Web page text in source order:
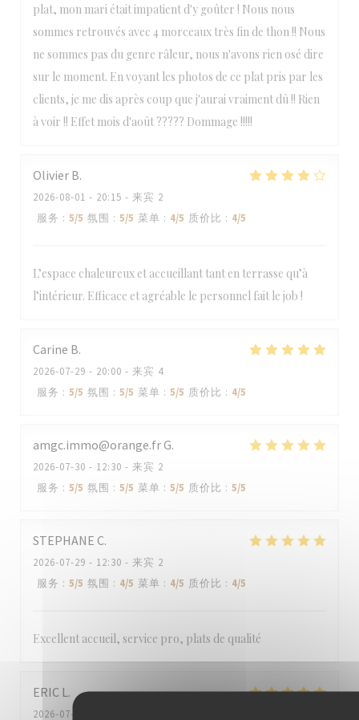
plat, mon mari était impatient d'y goûter ! Nous nous
sommes retrouvés avec 4 morceaux très fin de thon !! Nous
ne sommes pas du genre râleur, nous n'avons rien osé dire
sur le moment. En voyant les photos de ce plat pris par les
clients, je me dis après coup que j'aurai vraiment dû !! Rien
à voir !! Effet mois d'août ????? Dommage !!!!!
Olivier B
2026-08-01 - 20:15 - 来宾 2
服务 : 5/5 氛围 : 5/5 菜单 : 4/5 质价比 : 4/5
L’espace chaleureux et accueillant tant en terrasse qu’à
l’intérieur. Efficace et agréable le personnel fait le job !
Carine B
2026-07-29 - 20:00 - 来宾 4
服务 : 5/5 氛围 : 5/5 菜单 : 5/5 质价比 : 4/5
amgc.immo@orange.frG
2026-07-30 - 12:30 - 来宾 2
服务 : 5/5 氛围 : 5/5 菜单 : 5/5 质价比 : 5/5
STEPHANE C
2026-07-29 - 12:30 - 来宾 2
服务 : 5/5 氛围 : 4/5 菜单 : 4/5 质价比 : 4/5
Excellent accueil, service pro, plats de qualité
ERIC L
2026-07-26